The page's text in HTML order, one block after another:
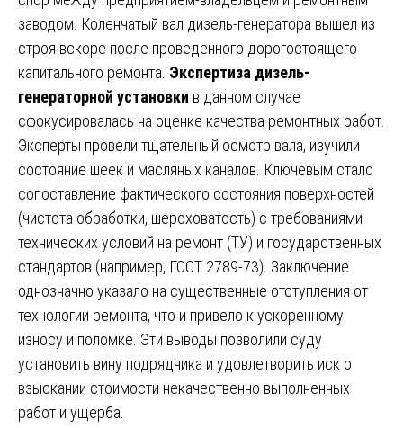
заводом. Коленчатый вал дизель-генератора вышел из
строя вскоре после проведенного дорогостоящего
капитального ремонта. Экспертиза дизель-
генераторной установки в данном случае
сфокусировалась на оценке качества ремонтных работ.
Эксперты провели тщательный осмотр вала, изучили
состояние шеек и масляных каналов. Ключевым стало
сопоставление фактического состояния поверхностей
(чистота обработки, шероховатость) с требованиями
технических условий на ремонт (ТУ) и государственных
стандартов (например, ГОСТ 2789-73). Заключение
однозначно указало на существенные отступления от
технологии ремонта, что и привело к ускоренному
износу и поломке. Эти выводы позволили суду
установить вину подрядчика и удовлетворить иск о
взыскании стоимости некачественно выполненных
работ и ущерба.